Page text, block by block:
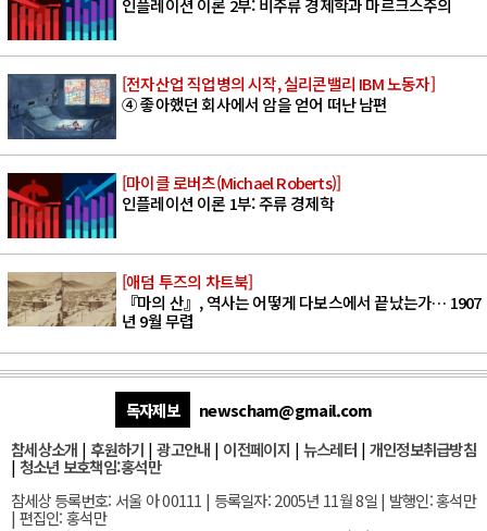
인플레이션 이론 2부: 비주류 경제학과 마르크스주의
[전자산업 직업병의 시작, 실리콘밸리 IBM 노동자]
④ 좋아했던 회사에서 암을 얻어 떠난 남편
[마이클 로버츠(Michael Roberts)]
인플레이션 이론 1부: 주류 경제학
[애덤 투즈의 차트북]
『마의 산』, 역사는 어떻게 다보스에서 끝났는가… 1907
년 9월 무렵
독자제보
newscham@gmail.com
참세상소개 | 후원하기 |광고안내 | 이전페이지 | 뉴스레터| 개인정보취급방침
| 청소년 보호책임:홍석만
참세상 등록번호: 서울 아 00111 | 등록일자: 2005년 11월 8일 | 발행인: 홍석만
| 편집인: 홍석만